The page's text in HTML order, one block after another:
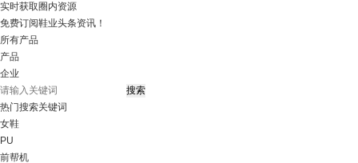
实时获取圈内资源
免费订阅鞋业头条资讯！
所有产品
产品
企业
热门搜索关键词
女鞋
PU
前帮机